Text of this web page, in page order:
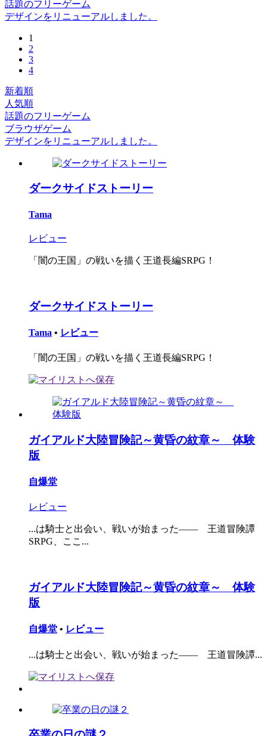
話題のフリーゲーム
デザインをリニューアルしました。
1
2
3
4
新着順
人気順
話題のフリーゲーム
ブラウザゲーム
デザインをリニューアルしました。
ダークサイドストーリー
Tama
レビュー
「闇の王国」の戦いを描く王道長編SRPG！
ダークサイドストーリー
Tama • レビュー
「闇の王国」の戦いを描く王道長編SRPG！
ガイアルド大陸冒険記～黄昏の紋章～ 体験
版
自爆堂
レビュー
...は騎士と出会い、戦いが始まった―― 王道冒険譚
SRPG、ここ...
ガイアルド大陸冒険記～黄昏の紋章～ 体験
版
自爆堂 • レビュー
...は騎士と出会い、戦いが始まった―― 王道冒険譚...